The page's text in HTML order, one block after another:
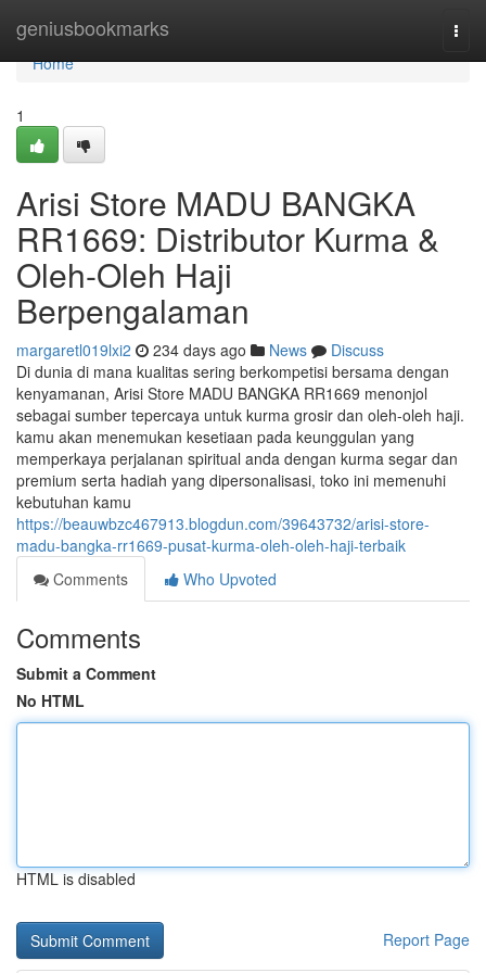
geniusbookmarks
Home
Home
1
Arisi Store MADU BANGKA
RR1669: Distributor Kurma &
Oleh-Oleh Haji
Berpengalaman
margaretl019lxi2 234 days ago News
Discuss
Di dunia di mana kualitas sering berkompetisi bersama dengan
kenyamanan, Arisi Store MADU BANGKA RR1669 menonjol
sebagai sumber tepercaya untuk kurma grosir dan oleh-oleh haji.
kamu akan menemukan kesetiaan pada keunggulan yang
memperkaya perjalanan spiritual anda dengan kurma segar dan
premium serta hadiah yang dipersonalisasi, toko ini memenuhi
kebutuhan kamu
https://beauwbzc467913.blogdun.com/39643732/arisi-store-
madu-bangka-rr1669-pusat-kurma-oleh-oleh-haji-terbaik
Comments
Who Upvoted
Comments
Submit a Comment
No HTML
HTML is disabled
Report Page